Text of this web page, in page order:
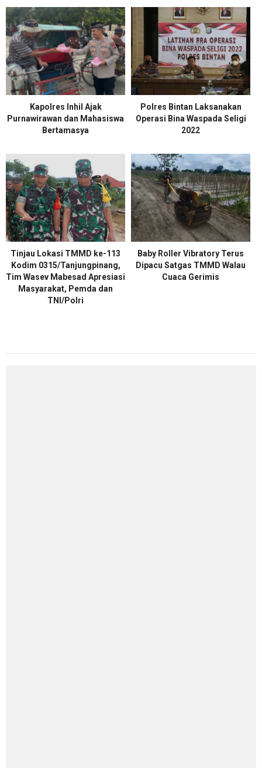
Kapolres Inhil Ajak
Purnawirawan dan Mahasiswa
Bertamasya
Polres Bintan Laksanakan
Operasi Bina Waspada Seligi
2022
Tinjau Lokasi TMMD ke-113
Kodim 0315/Tanjungpinang,
Tim Wasev Mabesad Apresiasi
Masyarakat, Pemda dan
TNI/Polri
Baby Roller Vibratory Terus
Dipacu Satgas TMMD Walau
Cuaca Gerimis